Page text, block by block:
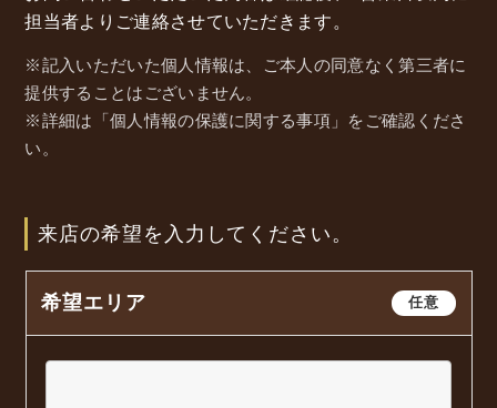
担当者よりご連絡させていただきます。
※記入いただいた個人情報は、ご本人の同意なく第三者に
提供することはございません。
※詳細は「個人情報の保護に関する事項」をご確認くださ
い。
来店の希望を入力してください。
任意
希望エリア